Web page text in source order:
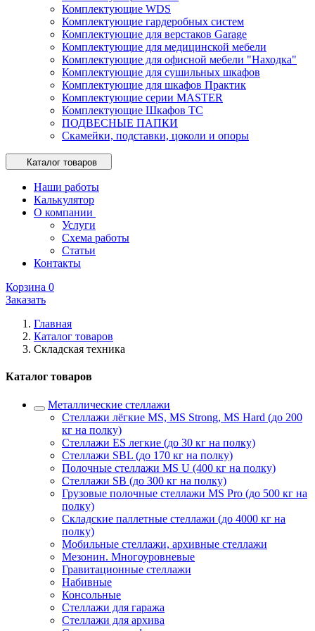
Комплектующие WDS
Комплектующие гардеробных систем
Комплектующие для верстаков Garage
Комплектующие для медицинской мебели
Комплектующие для офисной мебели "Находка"
Комплектующие для сушильных шкафов
Комплектующие для шкафов Практик
Комплектующие серии MASTER
Комплектующие Шкафов ТС
ПОДВЕСНЫЕ ПАПКИ
Скамейки, подставки, цоколи и опоры
Каталог товаров
Наши работы
Калькулятор
О компании
Услуги
Схема работы
Статьи
Контакты
Корзина 0
Заказать
Главная
Каталог товаров
Складская техника
Каталог товаров
Металлические стеллажи
Стеллажи лёгкие MS, MS Strong, MS Hard (до 200
кг на полку)
Стеллажи ES легкие (до 30 кг на полку)
Стеллажи SBL (до 170 кг на полку)
Полочные стеллажи MS U (400 кг на полку)
Стеллажи SB (до 300 кг на полку)
Грузовые полочные стеллажи MS Pro (до 500 кг на
полку)
Складские паллетные стеллажи (до 4000 кг на
полку)
Мобильные стеллажи, архивные стеллажи
Мезонин. Многоуровневые
Гравитационные стеллажи
Набивные
Консольные
Стеллажи для гаража
Стеллажи для архива